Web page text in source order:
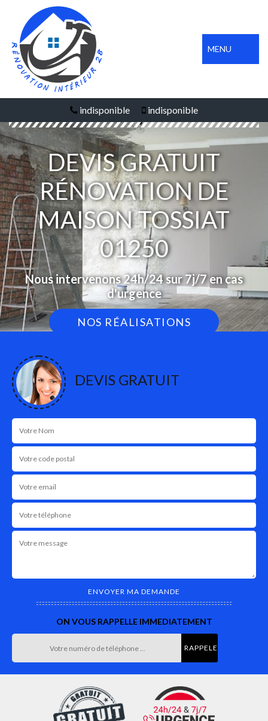
MENU
indisponible indisponible
DEVIS GRATUIT
RÉNOVATION DE
MAISON TOSSIAT
01250
Nous intervenons 24h/24 sur 7j/7 en cas
d'urgence
NOS RÉALISATIONS
DEVIS GRATUIT
ON VOUS RAPPELLE IMMEDIATEMENT